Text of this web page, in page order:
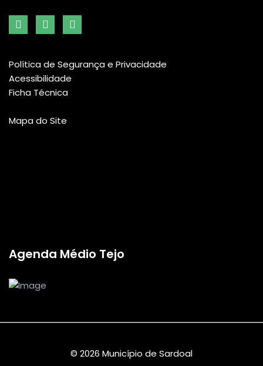
Política de Segurança e Privacidade
Acessibilidade
Ficha Técnica
Mapa do Site
Agenda Médio Tejo
© 2026 Município de Sardoal